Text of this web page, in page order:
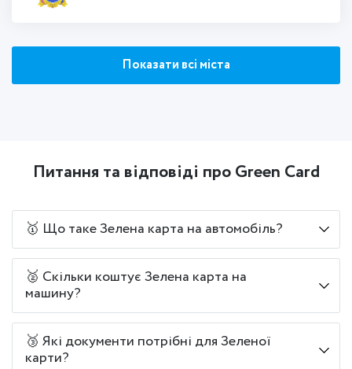
Показати всі міста
Питання та відповіді про Green Card
🥇 Що таке Зелена карта на автомобіль?
🥈 Скільки коштує Зелена карта на
машину?
🥉 Які документи потрібні для Зеленої
карти?